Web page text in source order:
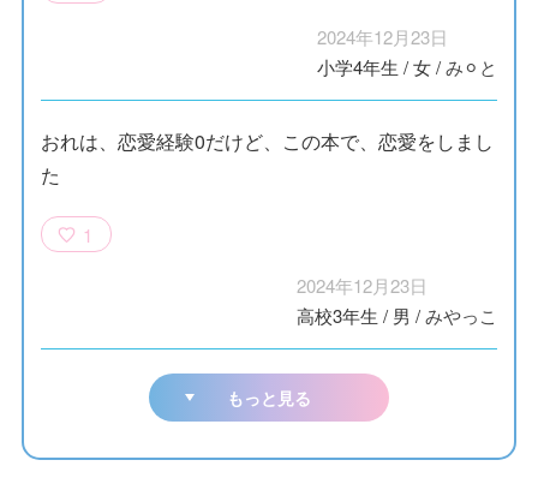
2024年12月23日
小学4年生 /女/み⚪︎と
おれは、恋愛経験0だけど、この本で、恋愛をしまし
た
1
2024年12月23日
高校3年生 / 男 /みやっこ
もっと見る